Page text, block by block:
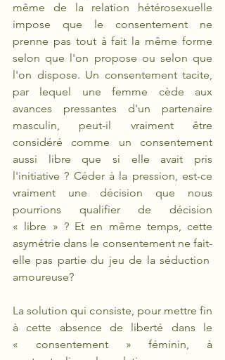
même de la relation hétérosexuelle
impose que le consentement ne
prenne pas tout à fait la même forme
selon que l'on propose ou selon que
l'on dispose. Un consentement tacite,
par lequel une femme cède aux
avances pressantes d'un partenaire
masculin, peut-il vraiment être
considéré comme un consentement
aussi libre que si elle avait pris
l'initiative ? Céder à la pression, est-ce
vraiment une décision que nous
pourrions qualifier de décision
« libre » ? Et en même temps, cette
asymétrie dans le consentement ne fait-
elle pas partie du jeu de la séduction
amoureuse?
La solution qui consiste, pour mettre fin
à cette absence de liberté dans le
« consentement » féminin, à